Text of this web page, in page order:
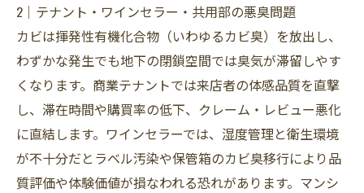
2｜テナント・ワインセラー・共用部の悪臭問題
カビは揮発性有機化合物（いわゆるカビ臭）を放出し、
わずかな発生でも地下の閉鎖空間では臭気が滞留しやす
くなります。商業テナントでは来店者の体感品質を直撃
し、滞在時間や購買率の低下、クレーム・レビュー悪化
に直結します。ワインセラーでは、湿度管理と衛生環境
が不十分だとラベル汚染や保管箱のカビ臭移行により品
質評価や体験価値が損なわれる恐れがあります。マンシ